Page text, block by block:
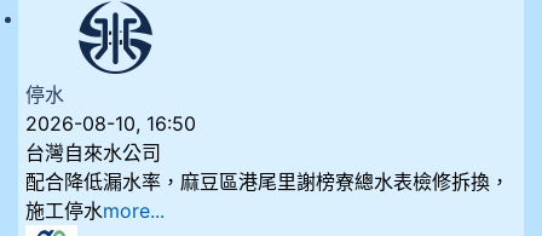
停水
2026-08-10, 16:50
台灣自來水公司
配合降低漏水率，麻豆區港尾里謝榜寮總水表檢修拆換，
施工停水more...